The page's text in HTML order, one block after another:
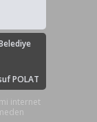
POLAT
internet